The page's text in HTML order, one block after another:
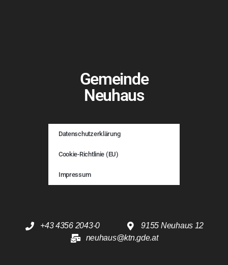
Gemeinde
Neuhaus
Datenschutzerklärung
Cookie-Richtlinie (EU)
Impressum
+43 4356 2043-0
9155 Neuhaus 12
neuhaus@ktn.gde.at